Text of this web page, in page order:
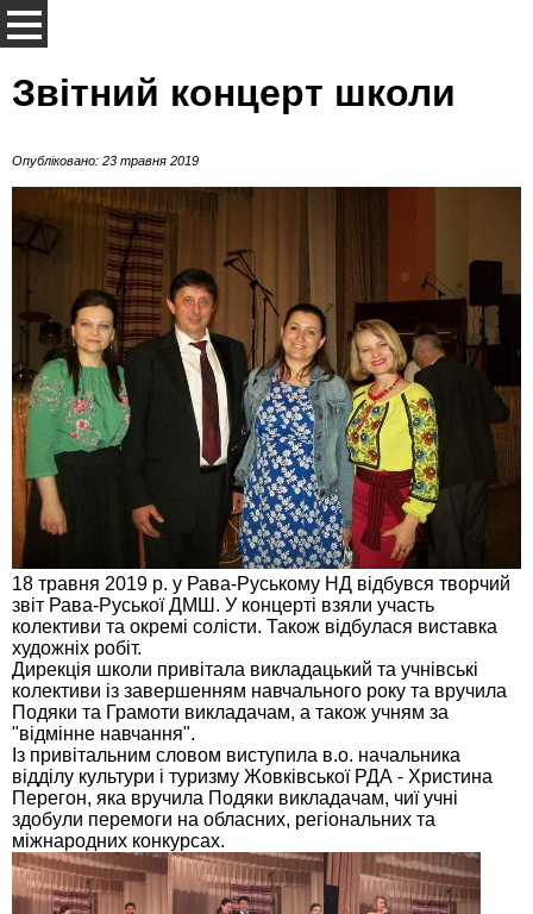
Звітний концерт школи
Опубліковано: 23 травня 2019
18 травня 2019 р. у Рава-Руському НД відбувся творчий
звіт Рава-Руської ДМШ. У концерті взяли участь
колективи та окремі солісти. Також відбулася виставка
художніх робіт.
Дирекція школи привітала викладацький та учнівські
колективи із завершенням навчального року та вручила
Подяки та Грамоти викладачам, а також учням за
"відмінне навчання".
Із привітальним словом виступила в.о. начальника
відділу культури і туризму Жовківської РДА - Христина
Перегон, яка вручила Подяки викладачам, чиї учні
здобули перемоги на обласних, регіональних та
міжнародних конкурсах.